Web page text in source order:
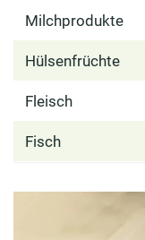
Milchprodukte
Hülsenfrüchte
Fleisch
Fisch